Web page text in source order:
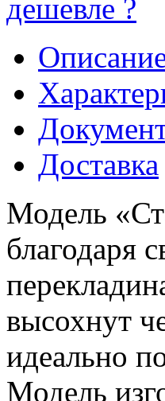
дешевле ?
Доставка
Модель
благодаря
высохнут
идеально
Модель